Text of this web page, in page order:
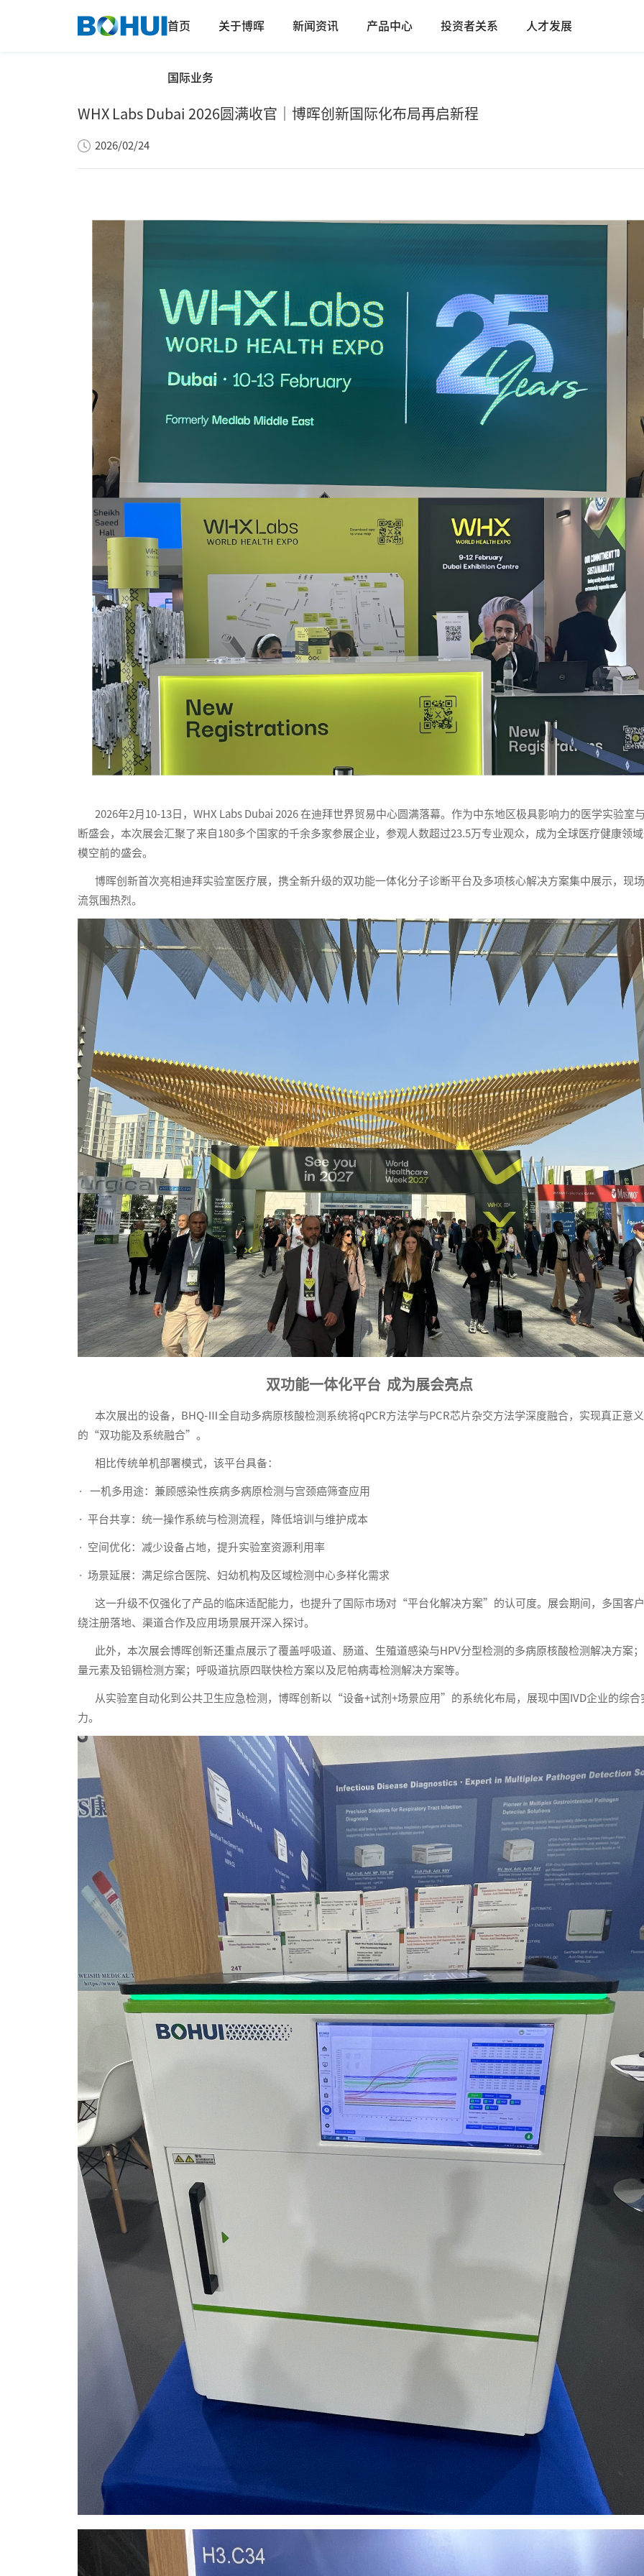
首页 关于博晖 新闻资讯 产品中心 投资者关系 人才发展
国际业务
WHX Labs Dubai 2026圆满收官｜博晖创新国际化布局再启新程
2026/02/24
2026年2月10-13日，WHX Labs Dubai 2026 在迪拜世界贸易中心圆满落幕。作为中东地区极具影响力的医学实验室
断盛会，本次展会汇聚了来自180多个国家的千余多家参展企业，参观人数超过23.5万专业观众，成为全球医疗健康领
模空前的盛会。
博晖创新首次亮相迪拜实验室医疗展，携全新升级的双功能一体化分子诊断平台及多项核心解决方案集中展示，现
流氛围热烈。
双功能一体化平台 成为展会亮点
本次展出的设备，BHQ-Ⅲ全自动多病原核酸检测系统将qPCR方法学与PCR芯片杂交方法学深度融合，实现真正意
的“双功能及系统融合”。
相比传统单机部署模式，该平台具备：
· 一机多用途：兼顾感染性疾病多病原检测与宫颈癌筛查应用
· 平台共享：统一操作系统与检测流程，降低培训与维护成本
· 空间优化：减少设备占地，提升实验室资源利用率
· 场景延展：满足综合医院、妇幼机构及区域检测中心多样化需求
这一升级不仅强化了产品的临床适配能力，也提升了国际市场对“平台化解决方案”的认可度。展会期间，多国客
绕注册落地、渠道合作及应用场景展开深入探讨。
此外，本次展会博晖创新还重点展示了覆盖呼吸道、肠道、生殖道感染与HPV分型检测的多病原核酸检测解决方案
量元素及铅镉检测方案；呼吸道抗原四联快检方案以及尼帕病毒检测解决方案等。
从实验室自动化到公共卫生应急检测，博晖创新以“设备+试剂+场景应用”的系统化布局，展现中国IVD企业的综合
力。